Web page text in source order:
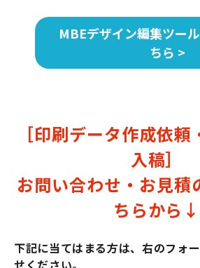
MBEデザイン編集ツー
ちら >
［印刷データ作成依
入稿］
お問い合わせ・お見積
ちらから↓
下記に当てはまる方は、右のフォ
せください。